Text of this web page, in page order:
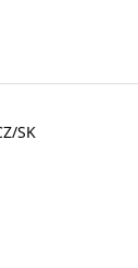
SK